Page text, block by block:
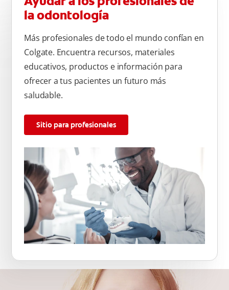
la odontología
Más profesionales de todo el mundo confían en
Colgate. Encuentra recursos, materiales
educativos, productos e información para
ofrecer a tus pacientes un futuro más
saludable.
Sitio para profesionales